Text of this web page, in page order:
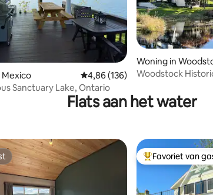
van 5 uit 5, 127 recensies
Mexico Gemiddelde beoordeling van
4,86 (136)
Sanctuary Lake, Ontario
Woning in
Woodstock
Flats aan het water
Topfavoriet van
Favoriet van